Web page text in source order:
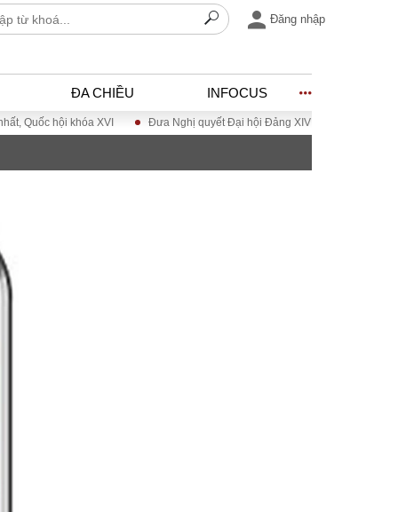
Đăng nhập
ĐA CHIỀU INFOCUS
– Đô thị
khóa XVI Đưa Nghị quyết Đại hội Đảng XIV vào cuộc sống